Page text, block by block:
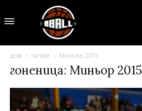
дом тагове Миньор 2015
гоненица: Миньор 2015